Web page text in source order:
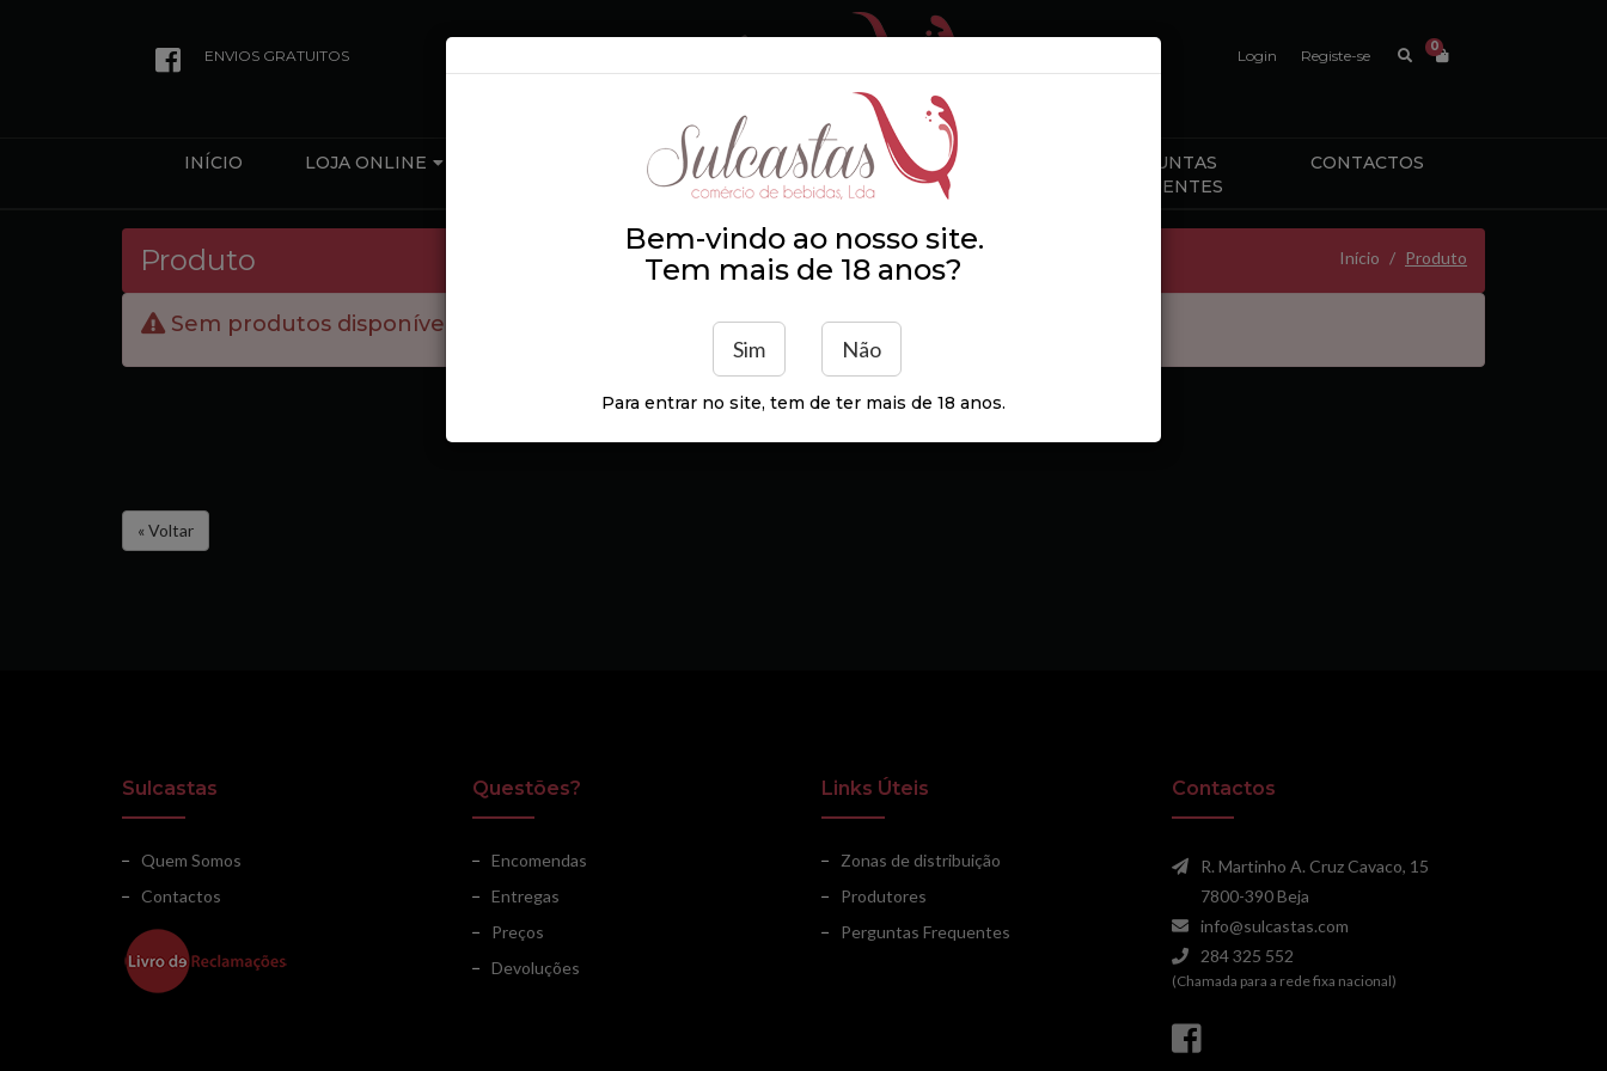
ENVIOS GRATUITOS Login Registe-se
0
INÍCIO LOJA ONLINE
ZONAS DE
DISTRIBUIÇÃO
PRODUTORES
PERGUNTAS
FREQUENTES
CONTACTOS
Produto Início Produto
Sem produtos disponíveis.
« Voltar
Sulcastas
Quem Somos
Contactos
Questões?
Encomendas
Entregas
Preços
Devoluções
Links Úteis
Zonas de distribuição
Produtores
Perguntas Frequentes
Contactos
R. Martinho A. Cruz Cavaco, 15
7800-390 Beja
info@sulcastas.com
284 325 552
(Chamada para a rede fixa nacional)
Bem-vindo ao nosso site.
Tem mais de 18 anos?
Sim Não
Para entrar no site, tem de ter mais de 18 anos.